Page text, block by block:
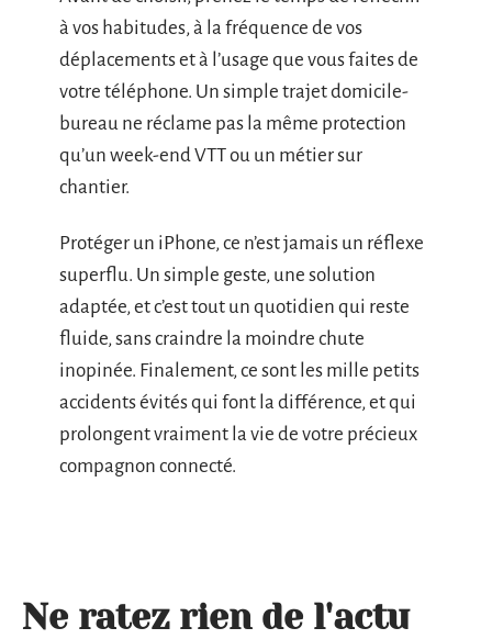
à vos habitudes, à la fréquence de vos
déplacements et à l’usage que vous faites de
votre téléphone. Un simple trajet domicile-
bureau ne réclame pas la même protection
qu’un week-end VTT ou un métier sur
chantier.
Protéger un iPhone, ce n’est jamais un réflexe
superflu. Un simple geste, une solution
adaptée, et c’est tout un quotidien qui reste
fluide, sans craindre la moindre chute
inopinée. Finalement, ce sont les mille petits
accidents évités qui font la différence, et qui
prolongent vraiment la vie de votre précieux
compagnon connecté.
Ne ratez rien de l'actu